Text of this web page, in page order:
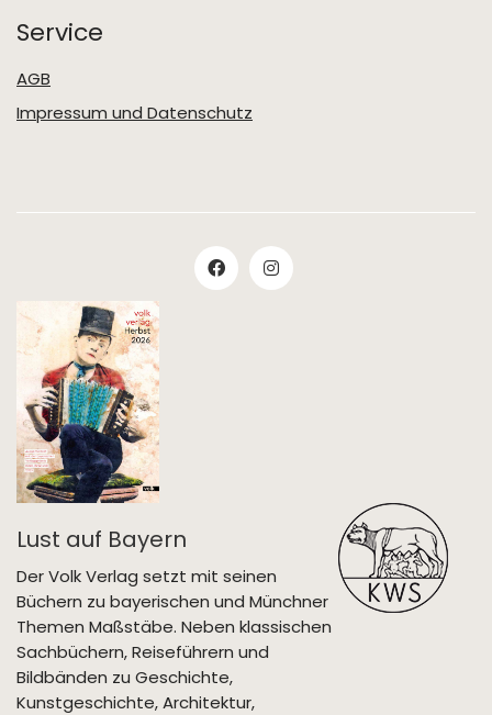
Service
AGB
Impressum und Datenschutz
Lust auf Bayern
Der Volk Verlag setzt mit seinen
Büchern zu bayerischen und Münchner
Themen Maßstäbe. Neben klassischen
Sachbüchern, Reiseführern und
Bildbänden zu Geschichte,
Kunstgeschichte, Architektur,